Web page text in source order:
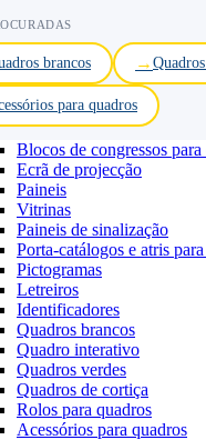
brancos
para quadros
Blocos de congressos para
Ecrã de projecção
Paineis
Vitrinas
Paineis de sinalização
Porta-catálogos e atris
Pictogramas
Letreiros
Identificadores
Quadros brancos
Quadro interativo
Quadros verdes
Quadros de cortiça
Rolos para quadros
Acessórios para quadros